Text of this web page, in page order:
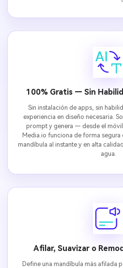
100% Gratis — Sin
Sin instalación de apps, sin
experiencia en diseño necesaria.
prompt y genera — desde el
Media.io funciona de forma segura
mandíbula al instante y en alta
agua.
Afilar, Suavizar o
Define una mandíbula más afilada